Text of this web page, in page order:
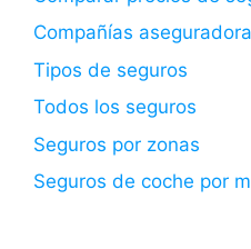
Compañías
Tipos de seguros
Todos los seguros
Seguros por zonas
Seguros de coche por